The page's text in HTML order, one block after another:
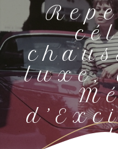
luxe,